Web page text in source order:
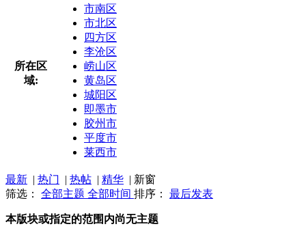
所在区
域:
市南区
市北区
四方区
李沧区
崂山区
黄岛区
城阳区
即墨市
胶州市
平度市
莱西市
最新 | 热门 | 热帖 | 精华 | 新窗
筛选： 全部主题 全部时间 排序： 最后发表
本版块或指定的范围内尚无主题